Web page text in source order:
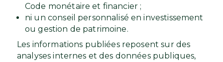
Code monétaire et financier ;
ni un conseil personnalisé en investissement
ou gestion de patrimoine.
Les informations publiées reposent sur des
analyses internes et des données publiques,